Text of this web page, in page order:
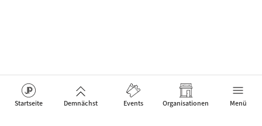
Startseite Demnächst Events Organisationen Menü